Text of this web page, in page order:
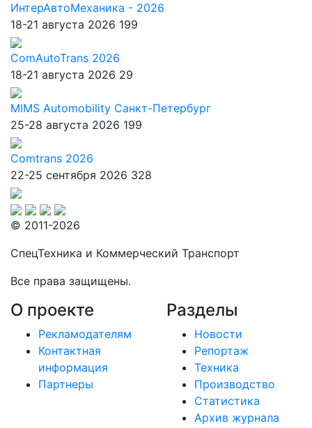
ИнтерАвтоМеханика - 2026
18-21 августа 2026 199
ComAutoTrans 2026
18-21 августа 2026 29
MIMS Automobility Санкт-Петербург
25-28 августа 2026 199
Comtrans 2026
22-25 сентября 2026 328
© 2011-2026
СпецТехника и Коммерческий Транспорт
Все права защищены.
О проекте
Рекламодателям
Контактная
информация
Партнеры
Разделы
Новости
Репортаж
Техника
Производство
Статистика
Архив журнала